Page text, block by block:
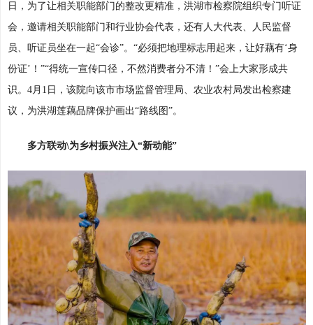
日，为了让相关职能部门的整改更精准，洪湖市检察院组织专门听证
会，邀请相关职能部门和行业协会代表，还有人大代表、人民监督
员、听证员坐在一起“会诊”。“必须把地理标志用起来，让好藕有‘身
份证’！”“得统一宣传口径，不然消费者分不清！”会上大家形成共
识。4月1日，该院向该市市场监督管理局、农业农村局发出检察建
议，为洪湖莲藕品牌保护画出“路线图”。
多方联动\为乡村振兴注入“新动能”